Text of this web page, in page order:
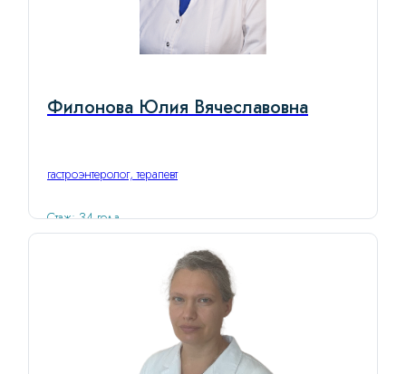
Филонова Юлия Вячеславовна
гастроэнтеролог, терапевт
Стаж: 34 года